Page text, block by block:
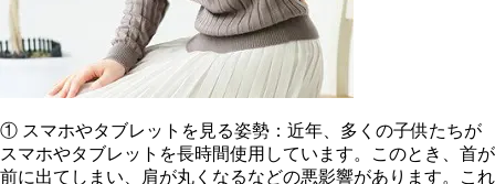
① スマホやタブレットを見る姿勢：近年、多くの子供たちが
スマホやタブレットを長時間使用しています。このとき、首が
前に出てしまい、肩が丸くなるなどの悪影響があります。これ